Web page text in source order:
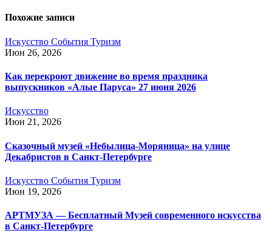
Похожие записи
Искусство События Туризм
Июн 26, 2026
Как перекроют движение во время праздника
выпускников «Алые Паруса» 27 июня 2026
Искусство
Июн 21, 2026
Сказочный музей «Небылица-Моряница» на улице
Декабристов в Санкт-Петербурге
Искусство События Туризм
Июн 19, 2026
АРТМУЗА — Бесплатный Музей современного искусства
в Санкт-Петербурге